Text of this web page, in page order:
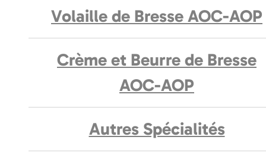
Volaille de Bresse AOC-AOP
Crème et Beurre de Bresse
AOC-AOP
Autres Spécialités